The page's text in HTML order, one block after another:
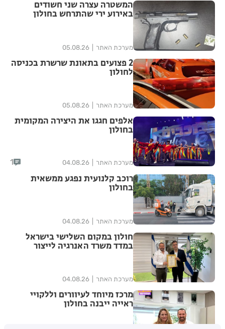
המשטרה עצרה שני חשודים
באירוע ירי שהתרחש בחולון
מערכת האתר 05.08.26
2 פצועים בתאונת שרשרת בכניסה
לחולון
מערכת האתר 05.08.26
אלפים חגגו את היצירה המקומית
בחולון
מערכת האתר 04.08.26
1
רוכב קלנועית נפגע ממשאית
בחולון
מערכת האתר 04.08.26
חולון במקום השלישי בישראל
במדד משרד האנרגיה לייצור
מערכת האתר 04.08.26
מרכז מיוחד לעיוורים וללקויי
ראייה ייבנה בחולון